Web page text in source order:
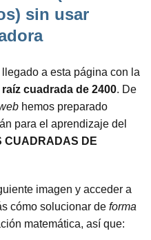
sin usar
a esta página con la
raíz cuadrada de 2400. De
hemos preparado
para el aprendizaje del
CUADRADAS DE
imagen y acceder a
cómo solucionar de forma
matemática, así que: